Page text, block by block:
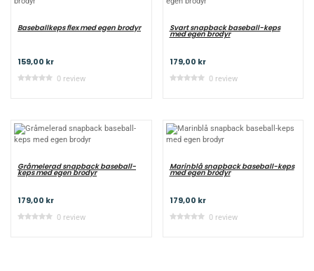
Baseballkeps flex med egen brodyr
159,00 kr
0 review
Svart snapback baseball-keps
med egen brodyr
179,00 kr
0 review
Gråmelerad snapback baseball-
keps med egen brodyr
179,00 kr
0 review
Marinblå snapback baseball-keps
med egen brodyr
179,00 kr
0 review